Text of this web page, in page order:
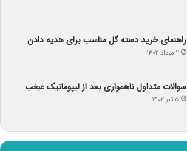
راهنمای خرید دسته گل مناسب برای هدیه دادن
۲ مرداد ۱۴۰۲
سوالات متداول ناهمواری بعد از لیپوماتیک غبغب
۵ تیر ۱۴۰۲